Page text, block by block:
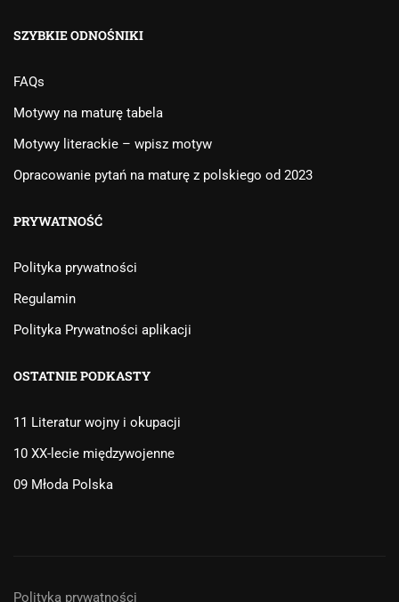
SZYBKIE ODNOŚNIKI
FAQs
Motywy na maturę tabela
Motywy literackie – wpisz motyw
Opracowanie pytań na maturę z polskiego od 2023
PRYWATNOŚĆ
Polityka prywatności
Regulamin
Polityka Prywatności aplikacji
OSTATNIE PODKASTY
11 Literatur wojny i okupacji
10 XX-lecie międzywojenne
09 Młoda Polska
Polityka prywatności